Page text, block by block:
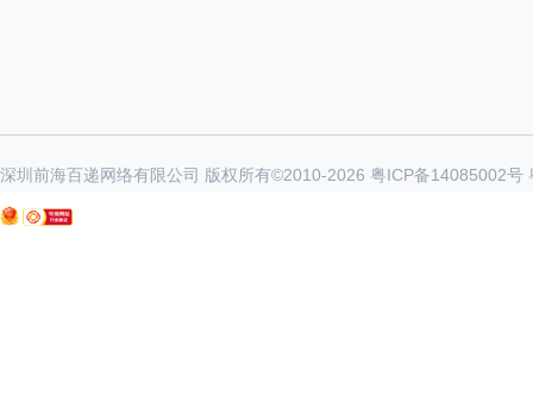
深圳前海百递网络有限公司 版权所有©2010-2026 粤ICP备14085002号